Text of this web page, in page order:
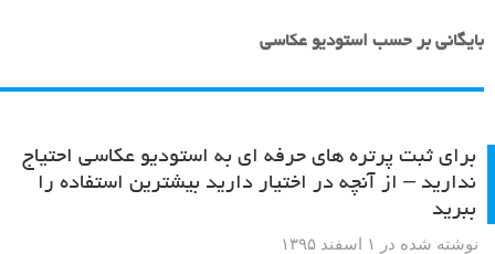
بایگانی بر حسب استودیو عکاسی
برای ثبت پرتره های حرفه ای به استودیو عکاسی احتیاج
ندارید – از آنچه در اختیار دارید بیشترین استفاده را
ببرید
نوشته شده در ۱ اسفند ۱۳۹۵